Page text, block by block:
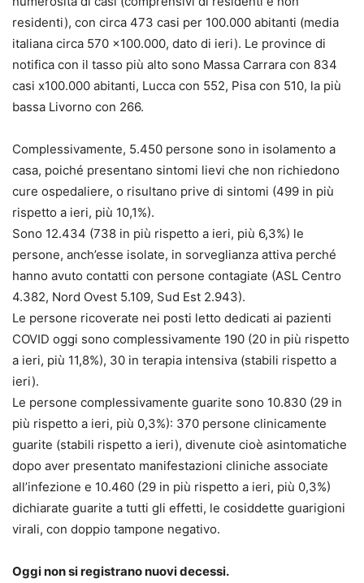
residenti), con circa 473 casi per 100.000 abitanti (media
italiana circa 570 x100.000, dato di ieri). Le province di
notifica con il tasso più alto sono Massa Carrara con 834
casi x100.000 abitanti, Lucca con 552, Pisa con 510, la più
bassa Livorno con 266.
Complessivamente, 5.450 persone sono in isolamento a
casa, poiché presentano sintomi lievi che non richiedono
cure ospedaliere, o risultano prive di sintomi (499 in più
rispetto a ieri, più 10,1%).
Sono 12.434 (738 in più rispetto a ieri, più 6,3%) le
persone, anch’esse isolate, in sorveglianza attiva perché
hanno avuto contatti con persone contagiate (ASL Centro
4.382, Nord Ovest 5.109, Sud Est 2.943).
Le persone ricoverate nei posti letto dedicati ai pazienti
COVID oggi sono complessivamente 190 (20 in più rispetto
a ieri, più 11,8%), 30 in terapia intensiva (stabili rispetto a
ieri).
Le persone complessivamente guarite sono 10.830 (29 in
più rispetto a ieri, più 0,3%): 370 persone clinicamente
guarite (stabili rispetto a ieri), divenute cioè asintomatiche
dopo aver presentato manifestazioni cliniche associate
all’infezione e 10.460 (29 in più rispetto a ieri, più 0,3%)
dichiarate guarite a tutti gli effetti, le cosiddette guarigioni
virali, con doppio tampone negativo.
Oggi non si registrano nuovi decessi.